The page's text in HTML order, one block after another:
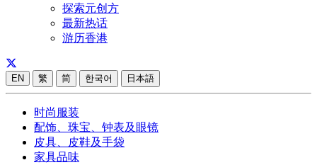
探索元创方
最新热话
游历香港
EN 繁 简 한국어 日本語
时尚服装
配饰、珠宝、钟表及眼镜
皮具、皮鞋及手袋
家具品味